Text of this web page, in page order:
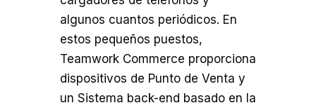
algunos cuantos periódicos. En
estos pequeños puestos,
Teamwork Commerce proporciona
dispositivos de Punto de Venta y
un Sistema back-end basado en la